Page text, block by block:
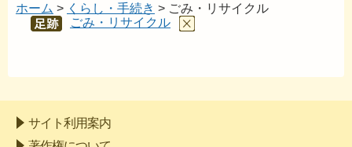
ホーム > くらし・手続き > ごみ・リサイクル
あし
ごみ・リサイクル
サイト利用案内